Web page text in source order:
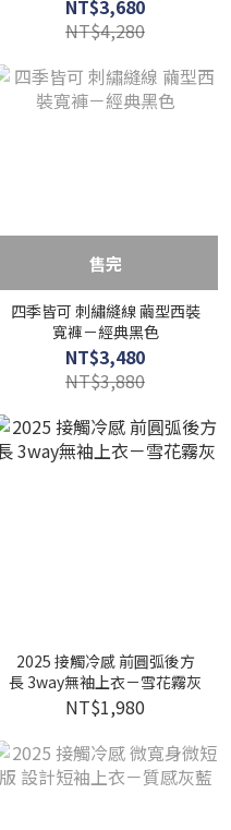
NT$3,680
NT$4,280
售完
四季皆可 刺繡縫線 繭型西裝
寬褲－經典黑色
NT$3,480
NT$3,880
2025 接觸冷感 前圓弧後方
長 3way無袖上衣－雪花霧灰
NT$1,980